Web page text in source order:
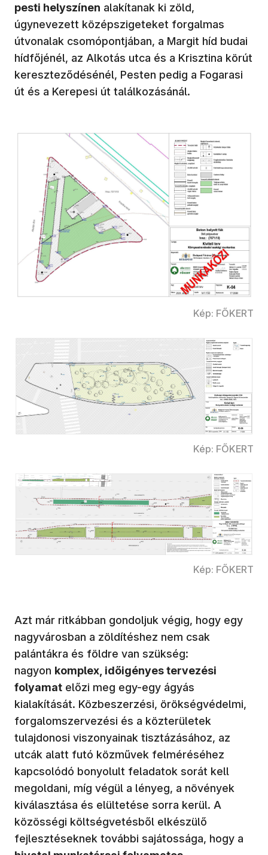
pesti helyszínen alakítanak ki zöld,
úgynevezett középszigeteket forgalmas
útvonalak csomópontjában, a Margit híd budai
hídfőjénél, az Alkotás utca és a Krisztina körút
kereszteződésénél, Pesten pedig a Fogarasi
út és a Kerepesi út találkozásánál.
Kép: FŐKERT
Kép: FŐKERT
Kép: FŐKERT
Azt már ritkábban gondoljuk végig, hogy egy
nagyvárosban a zöldítéshez nem csak
palántákra és földre van szükség:
nagyon komplex, időigényes tervezési
folyamat előzi meg egy-egy ágyás
kialakítását. Közbeszerzési, örökségvédelmi,
forgalomszervezési és a közterületek
tulajdonosi viszonyainak tisztázásához, az
utcák alatt futó közművek felméréséhez
kapcsolódó bonyolult feladatok sorát kell
megoldani, míg végül a lényeg, a növények
kiválasztása és elültetése sorra kerül. A
közösségi költségvetésből elkészülő
fejlesztéseknek további sajátossága, hogy a